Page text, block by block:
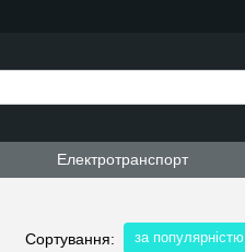
Електротранспорт
Сортування: за популярністю